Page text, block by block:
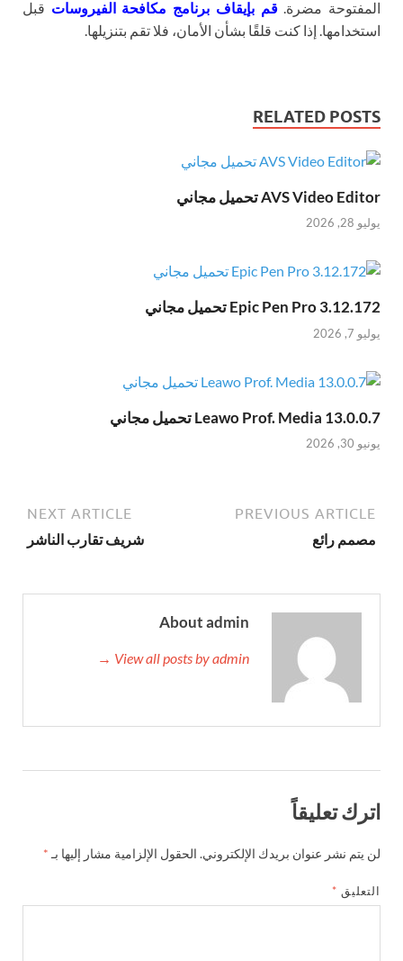
المفتوحة مضرة.قم بإيقاف برنامج مكافحة الفيروسات قبل
استخدامها. إذا كنت قلقًا بشأن الأمان، فلا تقم بتنزيلها.
RELATED POSTS
AVS Video Editor تحميل مجاني
يوليو 28, 2026
Epic Pen Pro 3.12.172 تحميل مجاني
يوليو 7, 2026
Leawo Prof. Media 13.0.0.7 تحميل مجاني
يونيو 30, 2026
PREVIOUS ARTICLE
مصمم رائع
NEXT ARTICLE
شريف تقارب الناشر
About admin
View all posts by admin →
اترك تعليقاً
لن يتم نشر عنوان بريدك الإلكتروني. الحقول الإلزامية مشار إليها بـ *
التعليق *